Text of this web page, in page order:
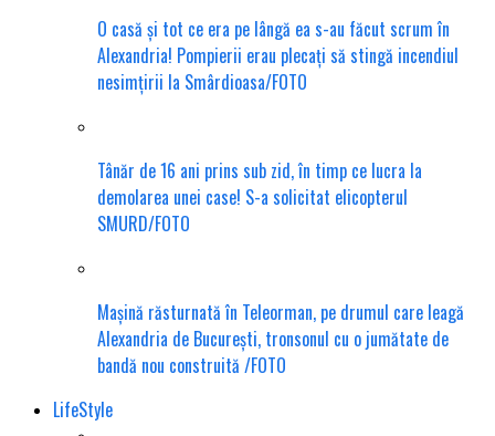
O casă și tot ce era pe lângă ea s-au făcut scrum în
Alexandria! Pompierii erau plecați să stingă incendiul
nesimțirii la Smârdioasa/FOTO
Tânăr de 16 ani prins sub zid, în timp ce lucra la
demolarea unei case! S-a solicitat elicopterul
SMURD/FOTO
Mașină răsturnată în Teleorman, pe drumul care leagă
Alexandria de București, tronsonul cu o jumătate de
bandă nou construită /FOTO
LifeStyle